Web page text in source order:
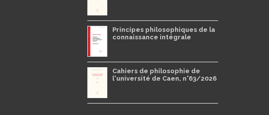
Principes philosophiques de la
connaissance intégrale
Cahiers de philosophie de
l'université de Caen, n°63/2026